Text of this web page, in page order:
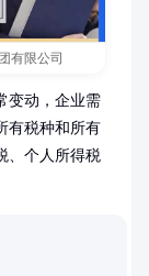
有限公司
变动，企业需
有税种和所有
、个人所得税